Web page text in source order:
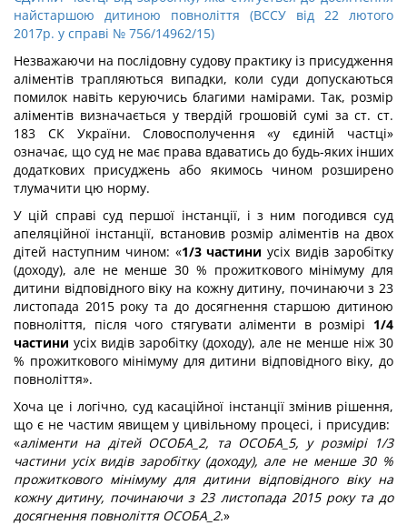
найстаршою дитиною повноліття (ВССУ від 22 лютого
2017р. у справі № 756/14962/15)
Незважаючи на послідовну судову практику із присудження
аліментів трапляються випадки, коли суди допускаються
помилок навіть керуючись благими намірами. Так, розмір
аліментів визначається у твердій грошовій сумі за ст. ст.
183 СК України. Словосполучення «у єдиній частці»
означає, що суд не має права вдаватись до будь-яких інших
додаткових присуджень або якимось чином розширено
тлумачити цю норму.
У цій справі суд першої інстанції, і з ним погодився суд
апеляційної інстанції, встановив розмір аліментів на двох
дітей наступним чином: «1/3 частини усіх видів заробітку
(доходу), але не менше 30 % прожиткового мінімуму для
дитини відповідного віку на кожну дитину, починаючи з 23
листопада 2015 року та до досягнення старшою дитиною
повноліття, після чого стягувати аліменти в розмірі 1/4
частини усіх видів заробітку (доходу), але не менше ніж 30
% прожиткового мінімуму для дитини відповідного віку, до
повноліття».
Хоча це і логічно, суд касаційної інстанції змінив рішення,
що є не частим явищем у цивільному процесі, і присудив:
«аліменти на дітей ОСОБА_2, та ОСОБА_5, у розмірі 1/3
частини усіх видів заробітку (доходу), але не менше 30 %
прожиткового мінімуму для дитини відповідного віку на
кожну дитину, починаючи з 23 листопада 2015 року та до
досягнення повноліття ОСОБА_2.»